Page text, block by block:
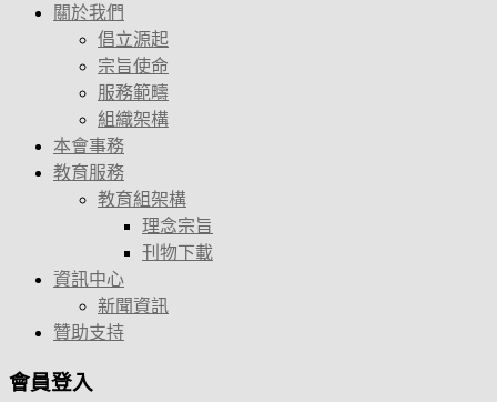
關於我們
倡立源起
宗旨使命
服務範疇
組織架構
本會事務
教育服務
教育組架構
理念宗旨
刊物下載
資訊中心
新聞資訊
贊助支持
會員登入